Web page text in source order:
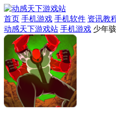
首页 手机游戏 手机软件 资讯教
动感天下游戏站 手机游戏 少年